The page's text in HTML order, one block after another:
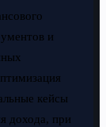
и
кейсы
дохода, при